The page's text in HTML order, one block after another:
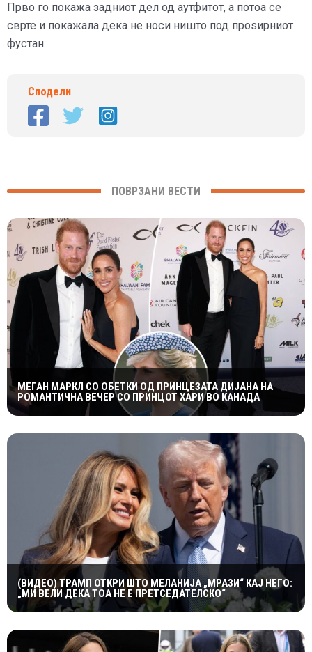
Прво го покажа задниот дел од аутфитот, а потоа се
сврте и покажала дека не носи ништо под проѕирниот
фустан.
Сподели
ПОВРЗАНИ ВЕСТИ
МЕГАН МАРКЛ СО ОБЕТКИ ОД ПРИНЦЕЗАТА ДИЈАНА НА
РОМАНТИЧНА ВЕЧЕР СО ПРИНЦОТ ХАРИ ВО КАНАДА
(ВИДЕО) ТРАМП ОТКРИ ШТО МЕЛАНИЈА „МРАЗИ“ КАЈ НЕГО:
„МИ ВЕЛИ ДЕКА ТОА НЕ Е ПРЕТСЕДАТЕЛСКО“